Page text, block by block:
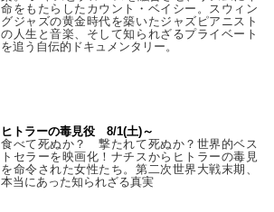
命をもたらしたカウント・ベイシー。スウィン
グジャズの黄金時代を築いたジャズピアニスト
の人生と音楽、そして知られざるプライベート
を追う自伝的ドキュメンタリー。
ヒトラーの毒見役 8/1(土)～
食べて死ぬか？ 撃たれて死ぬか？世界的ベス
トセラーを映画化！ナチスからヒトラーの毒見
を命令された女性たち。第二次世界大戦末期、
本当にあった知られざる真実